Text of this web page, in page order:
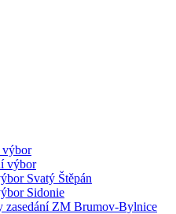
výbor
výbor
Svatý Štěpán
Sidonie
zasedání ZM Brumov-Bylnice